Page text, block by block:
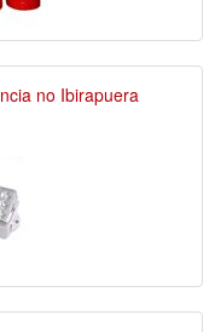
no Ibirapuera